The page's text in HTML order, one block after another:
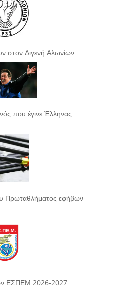
στον Διγενή Αλωνίων
που έγινε Έλληνας
Πρωταθλήματος εφήβων-
ΕΣΠΕΜ 2026-2027